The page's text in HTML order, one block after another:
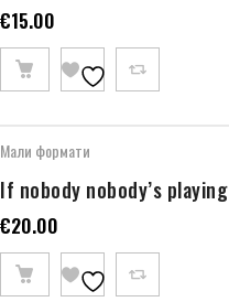
€15.00
Мали формати
If nobody nobody’s playing
€20.00